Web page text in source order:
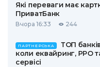
Які переваги має
ПриватБанк
Вчора 16:33 244
ПАРТНЕРСЬКА
ТОП
коли еквайринг, РРО
сервісі